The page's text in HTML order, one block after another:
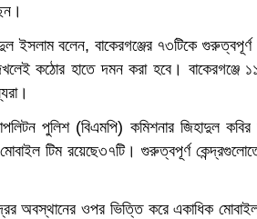
ইসলাম বলেন, বাকেরগঞ্জের ৭৩টিকে গুরুত্বপূর্ণ
কঠোর হাতে দমন করা হবে। বাকেরগঞ্জে
পুলিশ (বিএমপি) কমিশনার জিহাদুল
টিম রয়েছে৩৭টি। গুরুত্বপূর্ণ
অবস্থানের ওপর ভিত্তি করে একাধিক